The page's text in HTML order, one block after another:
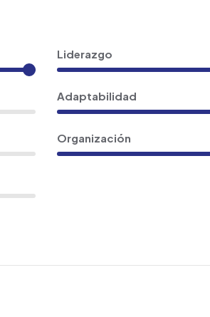
Liderazgo
Adaptabilidad
Organización